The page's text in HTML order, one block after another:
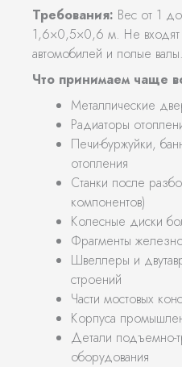
Требования: Вес от 1
1,6×0,5×0,6 м. Не входят
автомобилей и полые валы.
Что принимаем чаще
Металлические
Радиаторы
Печи-буржуйки,
отопления
Станки после
компонентов)
Колесные диски
Фрагменты
Швеллеры и
строений
Части мостовых
Корпуса
Детали подъемно-
оборудования